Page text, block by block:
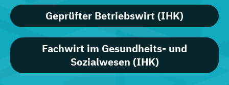
Geprüfter Betriebswirt (IHK)
Fachwirt im Gesundheits- und
Sozialwesen (IHK)